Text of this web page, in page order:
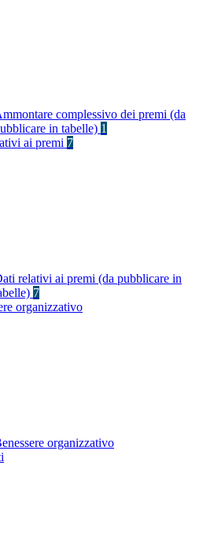
complessivo dei premi (da
in tabelle) 1
ai premi 7
relativi ai premi (da pubblicare in
7
organizzativo
organizzativo